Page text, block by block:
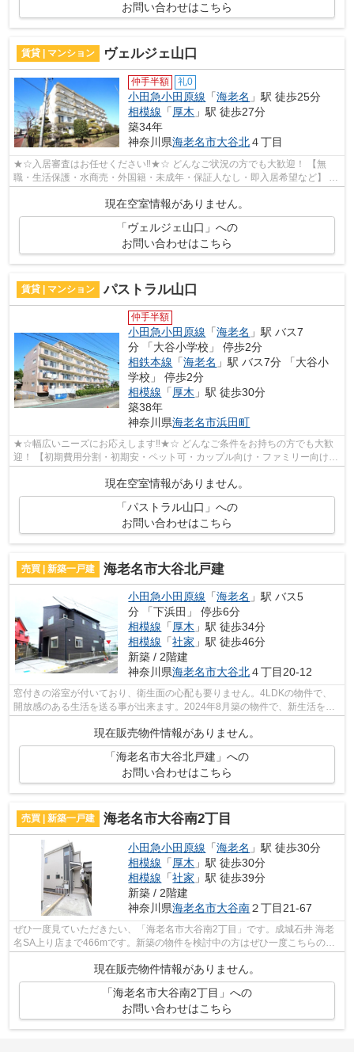
お問い合わせはこちら
賃貸 | マンション ヴェルジェ山口
仲手半額 礼0
小田急小田原線 「海老名 」駅 徒歩25分
相模線 「厚木 」駅 徒歩27分
築34年
神奈川県海老名市大谷北４丁目
★☆入居審査はお任せください‼★☆ どんなご状況の方でも大歓迎！ 【無
職・生活保護・水商売・外国籍・未成年・保証人なし・即入居希望など】 ネ
現在空室情報がありません。
「ヴェルジェ山口」への
お問い合わせはこちら
賃貸 | マンション パストラル山口
仲手半額
小田急小田原線 「海老名 」駅 バス7
分 「大谷小学校」 停歩2分
相鉄本線 「海老名 」駅 バス7分 「大谷小
学校」 停歩2分
相模線 「厚木 」駅 徒歩30分
築38年
神奈川県海老名市浜田町
★☆幅広いニーズにお応えします‼★☆ どんなご条件をお持ちの方でも大歓
迎！ 【初期費用分割・初期安・ペット可・カップル向け・ファミリー向け・
デザイナーズなど】 ネット非公開の物件...
現在空室情報がありません。
「パストラル山口」への
お問い合わせはこちら
売買 | 新築一戸建 海老名市大谷北戸建
小田急小田原線 「海老名 」駅 バス5
分 「下浜田」 停歩6分
相模線 「厚木 」駅 徒歩34分
相模線 「社家 」駅 徒歩46分
新築 / 2階建
神奈川県海老名市大谷北４丁目20-12
窓付きの浴室が付いており、衛生面の心配も要りません。4LDKの物件で、
開放感のある生活を送る事が出来ます。2024年8月築の物件で、新生活をお
現在販売物件情報がありません。
「海老名市大谷北戸建」への
お問い合わせはこちら
売買 | 新築一戸建 海老名市大谷南2丁目
小田急小田原線 「海老名 」駅 徒歩30分
相模線 「厚木 」駅 徒歩30分
相模線 「社家 」駅 徒歩39分
新築 / 2階建
神奈川県海老名市大谷南２丁目21-67
ぜひ一度見ていただきたい、「海老名市大谷南2丁目」です。成城石井 海老
名SA上り店まで466mです。新築の物件を検討中の方はぜひ一度こちらの物
現在販売物件情報がありません。
「海老名市大谷南2丁目」への
お問い合わせはこちら